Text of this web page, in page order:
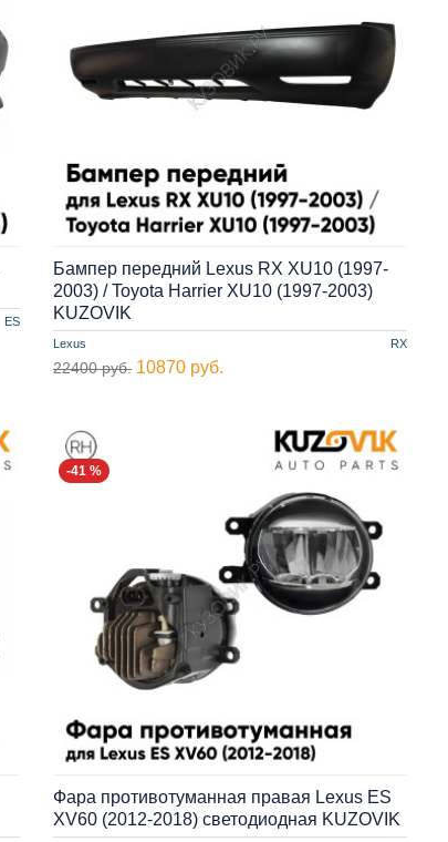
ES
Lexus RX
Бампер передний Lexus RX XU10 (1997-
2003) / Toyota Harrier XU10 (1997-2003)
KUZOVIK
22400 руб. 10870 руб.
-41 %
Фара противотуманная правая Lexus ES
XV60 (2012-2018) cветодиодная KUZOVIK